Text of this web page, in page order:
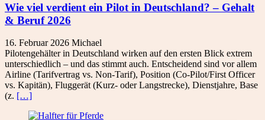
Wie viel verdient ein Pilot in Deutschland? – Gehalt
& Beruf 2026
16. Februar 2026 Michael
Pilotengehälter in Deutschland wirken auf den ersten Blick extrem
unterschiedlich – und das stimmt auch. Entscheidend sind vor allem
Airline (Tarifvertrag vs. Non-Tarif), Position (Co-Pilot/First Officer
vs. Kapitän), Fluggerät (Kurz- oder Langstrecke), Dienstjahre, Base
(z. […]